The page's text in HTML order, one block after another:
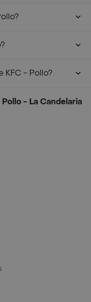
KFC - Pollo?
- La Candelaria